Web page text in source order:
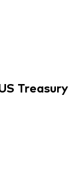
Treasury